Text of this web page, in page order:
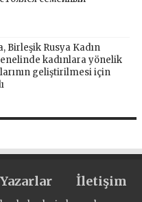
Birleşik Rusya Kadın
kadınlara yönelik
geliştirilmesi için
Yazarlar İletişim